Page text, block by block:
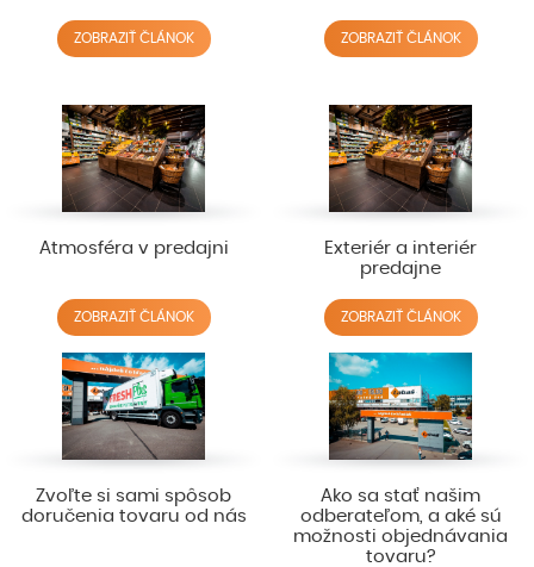
ZOBRAZIŤ ČLÁNOK ZOBRAZIŤ ČLÁNOK
Atmosféra v predajni
ZOBRAZIŤ ČLÁNOK
Exteriér a interiér
predajne
ZOBRAZIŤ ČLÁNOK
Zvoľte si sami spôsob
doručenia tovaru od nás
Ako sa stať našim
odberateľom, a aké sú
možnosti objednávania
tovaru?